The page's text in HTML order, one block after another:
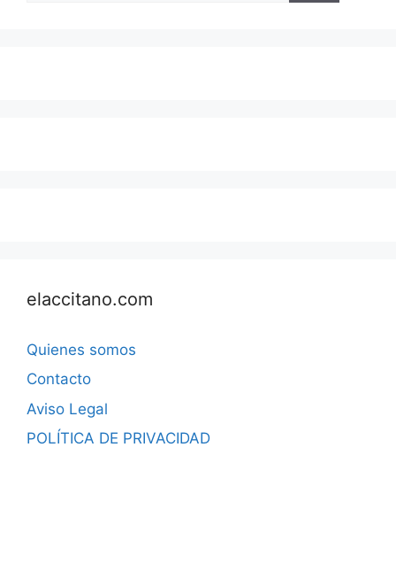
elaccitano.com
Quienes somos
Contacto
Aviso Legal
POLÍTICA DE PRIVACIDAD